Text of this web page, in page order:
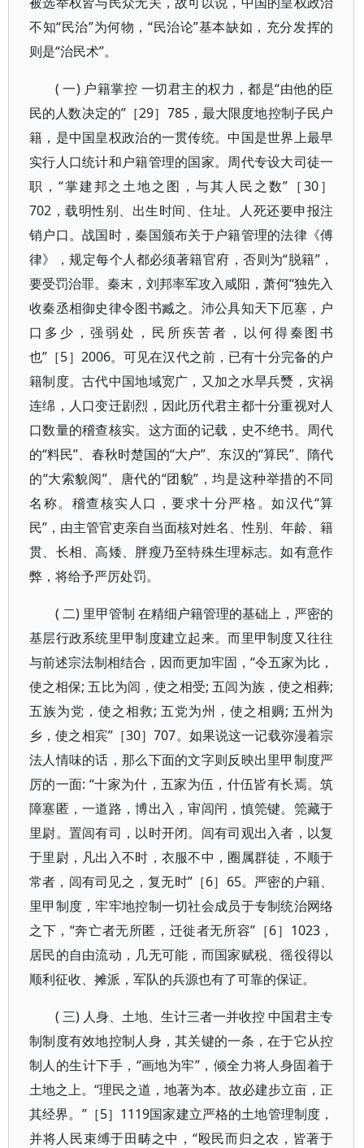
不知“民治”为何物，“民治论”基本缺如，充分发挥的
则是“治民术”。
( 一) 户籍掌控 一切君主的权力，都是“由他的臣
民的人数决定的”［29］785，最大限度地控制子民户
籍，是中国皇权政治的一贯传统。中国是世界上最早
实行人口统计和户籍管理的国家。周代专设大司徒一
职，“掌建邦之土地之图，与其人民之数”［30］
702，载明性别、出生时间、住址。人死还要申报注
销户口。战国时，秦国颁布关于户籍管理的法律《傅
律》，规定每个人都必须著籍官府，否则为“脱籍”，
要受罚治罪。秦末，刘邦率军攻入咸阳，萧何“独先入
收秦丞相御史律令图书臧之。沛公具知天下厄塞，户
口多少，强弱处，民所疾苦者，以何得秦图书
也”［5］2006。可见在汉代之前，已有十分完备的户
籍制度。古代中国地域宽广，又加之水旱兵燹，灾祸
连绵，人口变迁剧烈，因此历代君主都十分重视对人
口数量的稽查核实。这方面的记载，史不绝书。周代
的“料民”、春秋时楚国的“大户”、东汉的“算民”、隋代
的“大索貌阅”、唐代的“团貌”，均是这种举措的不同
名称。稽查核实人口，要求十分严格。如汉代“算
民”，由主管官吏亲自当面核对姓名、性别、年龄、籍
贯、长相、高矮、胖瘦乃至特殊生理标志。如有意作
弊，将给予严厉处罚。
( 二) 里甲管制 在精细户籍管理的基础上，严密的
基层行政系统里甲制度建立起来。而里甲制度又往往
与前述宗法制相结合，因而更加牢固，“令五家为比，
使之相保; 五比为闾，使之相受; 五闾为族，使之相葬;
五族为党，使之相救; 五党为州，使之相赒; 五州为
乡，使之相宾”［30］707。如果说这一记载弥漫着宗
法人情味的话，那么下面的文字则反映出里甲制度严
厉的一面: “十家为什，五家为伍，什伍皆有长焉。筑
障塞匿，一道路，博出入，审闾闬，慎筦键。筦藏于
里尉。置闾有司，以时开闭。闾有司观出入者，以复
于里尉，凡出入不时，衣服不中，圈属群徒，不顺于
常者，闾有司见之，复无时”［6］65。严密的户籍、
里甲制度，牢牢地控制一切社会成员于专制统治网络
之下，“奔亡者无所匿，迁徙者无所容”［6］1023，
居民的自由流动，几无可能，而国家赋税、徭役得以
顺利征收、摊派，军队的兵源也有了可靠的保证。
( 三) 人身、土地、生计三者一并收控 中国君主专
制制度有效地控制人身，其关键的一条，在于它从控
制人的生计下手，“画地为牢”，倾全力将人身固着于
土地之上。“理民之道，地著为本。故必建步立亩，正
其经界。”［5］1119国家建立严格的土地管理制度，
并将人民束缚于田畴之中，“殴民而归之农，皆著于